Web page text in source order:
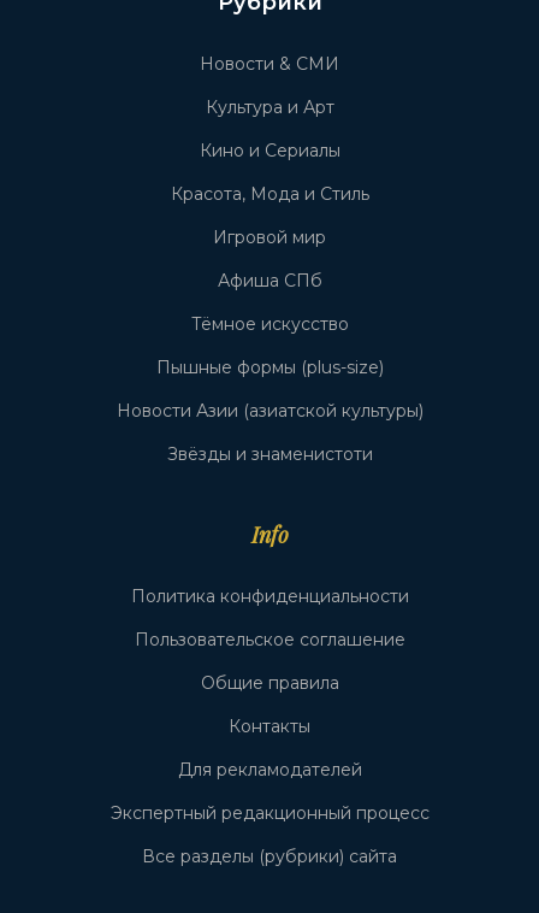
Новости & СМИ
Культура и Арт
Кино и Сериалы
Красота, Мода и Стиль
Игровой мир
Афиша СПб
Тёмное искусство
Пышные формы (plus-size)
Новости Азии (азиатской культуры)
Звёзды и знаменистоти
Info
Политика конфиденциальности
Пользовательское соглашение
Общие правила
Контакты
Для рекламодателей
Экспертный редакционный процесс
Все разделы (рубрики) сайта